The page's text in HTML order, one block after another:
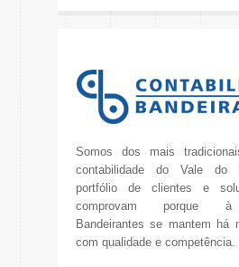
Somos dos mais
contabilidade do Vale do
portfólio de clientes e
comprovam porque à
Bandeirantes se mantem há
com qualidade e competência.